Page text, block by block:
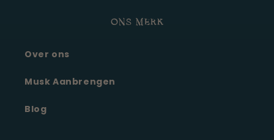
ONS MERK
Over ons
Musk Aanbrengen
Blog